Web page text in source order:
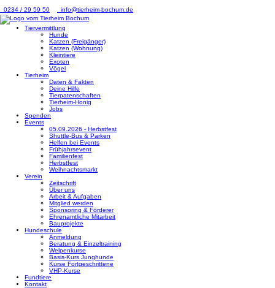
0234 / 29 59 50 info@tierheim-bochum.de
Tiervermittlung
Hunde
Katzen (Freigänger)
Katzen (Wohnung)
Kleintiere
Exoten
Vögel
Tierheim
Daten & Fakten
Deine Hilfe
Tierpatenschaften
Tierheim-Honig
Jobs
Spenden
Events
05.09.2026 - Herbstfest
Shuttle-Bus & Parken
Helfen bei Events
Frühjahrsevent
Familienfest
Herbstfest
Weihnachtsmarkt
Verein
Zeitschrift
Über uns
Arbeit & Aufgaben
Mitglied werden
Sponsoring & Förderer
Ehrenamtliche Mitarbeit
Bauprojekte
Hundeschule
Anmeldung
Beratung & Einzeltraining
Welpenkurse
Basis-Kurs Junghunde
Kurse Fortgeschrittene
VHP-Kurse
Fundtiere
Kontakt